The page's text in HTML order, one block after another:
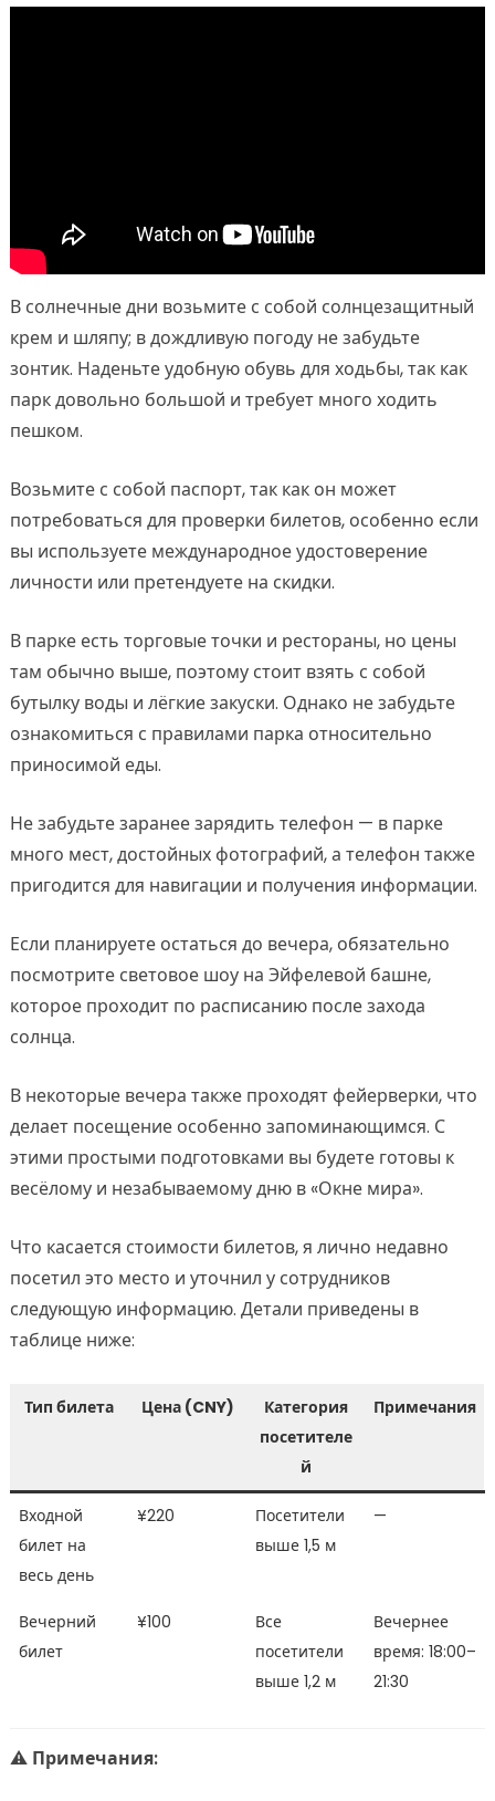
В солнечные дни возьмите с собой солнцезащитный
крем и шляпу; в дождливую погоду не забудьте
зонтик. Наденьте удобную обувь для ходьбы, так как
парк довольно большой и требует много ходить
пешком.
Возьмите с собой паспорт, так как он может
потребоваться для проверки билетов, особенно если
вы используете международное удостоверение
личности или претендуете на скидки.
В парке есть торговые точки и рестораны, но цены
там обычно выше, поэтому стоит взять с собой
бутылку воды и лёгкие закуски. Однако не забудьте
ознакомиться с правилами парка относительно
приносимой еды.
Не забудьте заранее зарядить телефон — в парке
много мест, достойных фотографий, а телефон также
пригодится для навигации и получения информации.
Если планируете остаться до вечера, обязательно
посмотрите световое шоу на Эйфелевой башне,
которое проходит по расписанию после захода
солнца.
В некоторые вечера также проходят фейерверки, что
делает посещение особенно запоминающимся. С
этими простыми подготовками вы будете готовы к
весёлому и незабываемому дню в «Окне мира».
Что касается стоимости билетов, я лично недавно
посетил это место и уточнил у сотрудников
следующую информацию. Детали приведены в
таблице ниже:
Тип билета Цена (CNY)
Категория
посетителе
й
Примечания
Входной
билет на
весь день
¥220
Посетители
выше 1,5 м
—
Вечерний
билет
¥100
Все
посетители
выше 1,2 м
Вечернее
время: 18:00–
21:30
⚠ Примечания: